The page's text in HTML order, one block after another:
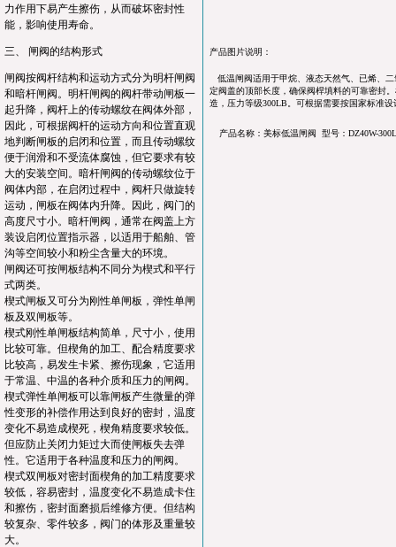
力作用下易产生擦伤，从而破坏密封性
能，影响使用寿命。
三、 闸阀的结构形式
闸阀按阀杆结构和运动方式分为明杆闸阀
和暗杆闸阀。明杆闸阀的阀杆带动闸板一
起升降，阀杆上的传动螺纹在阀体外部，
因此，可根据阀杆的运动方向和位置直观
地判断闸板的启闭和位置，而且传动螺纹
便于润滑和不受流体腐蚀，但它要求有较
大的安装空间。暗杆闸阀的传动螺纹位于
阀体内部，在启闭过程中，阀杆只做旋转
运动，闸板在阀体内升降。因此，阀门的
高度尺寸小。暗杆闸阀，通常在阀盖上方
装设启闭位置指示器，以适用于船舶、管
沟等空间较小和粉尘含量大的环境。
闸阀还可按闸板结构不同分为楔式和平行
式两类。
楔式闸板又可分为刚性单闸板，弹性单闸
板及双闸板等。
楔式刚性单闸板结构简单，尺寸小，使用
比较可靠。但楔角的加工、配合精度要求
比较高，易发生卡紧、擦伤现象，它适用
于常温、中温的各种介质和压力的闸阀。
楔式弹性单闸板可以靠闸板产生微量的弹
性变形的补偿作用达到良好的密封，温度
变化不易造成楔死，楔角精度要求较低。
但应防止关闭力矩过大而使闸板失去弹
性。它适用于各种温度和压力的闸阀。
楔式双闸板对密封面楔角的加工精度要求
较低，容易密封，温度变化不易造成卡住
和擦伤，密封面磨损后维修方便。但结构
较复杂、零件较多，阀门的体形及重量较
大。
产品图片说明：
低温闸阀适用于甲烷、液态天然气、已烯、
定阀盖的顶部长度，确保阀桿填料的可靠密封
造，压力等级300LB。可根据需要按国家标准
产品名称：美标低温闸阀 型号：DZ40W-